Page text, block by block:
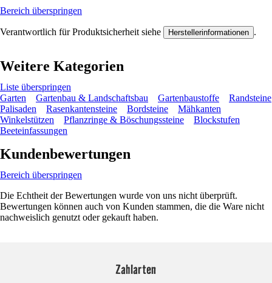
Bereich überspringen
Verantwortlich für Produktsicherheit siehe Herstellerinformationen .
Weitere Kategorien
Liste überspringen
Garten
Gartenbau & Landschaftsbau Gartenbaustoffe
Randsteine
Palisaden
Rasenkantensteine Bordsteine
Mähkanten
Winkelstützen
Pflanzringe & Böschungssteine
Blockstufen
Beeteinfassungen
Kundenbewertungen
Bereich überspringen
Die Echtheit der Bewertungen wurde von uns nicht überprüft.
Bewertungen können auch von Kunden stammen, die die Ware nicht
nachweislich genutzt oder gekauft haben.
Zahlarten